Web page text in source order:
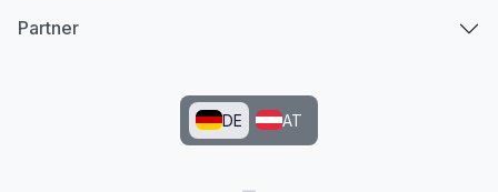
Partner
DE AT